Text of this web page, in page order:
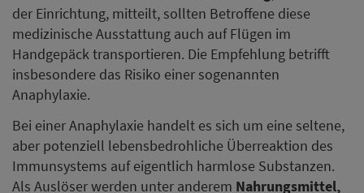
der Einrichtung, mitteilt, sollten Betroffene diese
medizinische Ausstattung auch auf Flügen im
Handgepäck transportieren. Die Empfehlung betrifft
insbesondere das Risiko einer sogenannten
Anaphylaxie.
Bei einer Anaphylaxie handelt es sich um eine seltene,
aber potenziell lebensbedrohliche Überreaktion des
Immunsystems auf eigentlich harmlose Substanzen.
Als Auslöser werden unter anderem Nahrungsmittel,